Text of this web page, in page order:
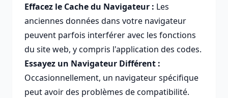
Effacez le Cache du Navigateur : Les
anciennes données dans votre navigateur
peuvent parfois interférer avec les fonctions
du site web, y compris l'application des codes.
Essayez un Navigateur Différent :
Occasionnellement, un navigateur spécifique
peut avoir des problèmes de compatibilité.